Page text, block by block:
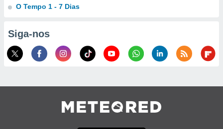
O Tempo 1 - 7 Dias
Siga-nos